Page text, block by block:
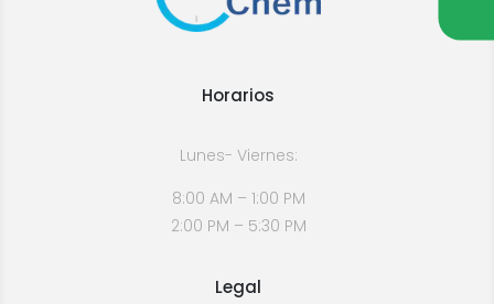
Horarios
Lunes- Viernes:
8:00 AM – 1:00 PM
2:00 PM – 5:30 PM
Legal